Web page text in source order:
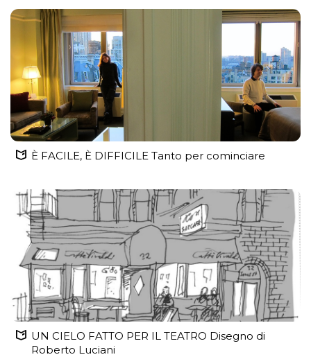
È FACILE, È DIFFICILE Tanto per cominciare
UN CIELO FATTO PER IL TEATRO Disegno di
Roberto Luciani